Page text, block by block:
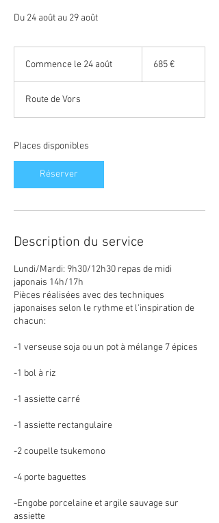
Du 24 août au 29 août
Commence le 24 août
e
4
û
685 €
Route de Vors
Places disponibles
Réserver
Description du service
Lundi/Mardi: 9h30/12h30 repas de midi
japonais 14h/17h
Pièces réalisées avec des techniques
japonaises selon le rythme et l'inspiration de
chacun:
-1 verseuse soja ou un pot à mélange 7 épices
-1 bol à riz
-1 assiette carré
-1 assiette rectangulaire
-2 coupelle tsukemono
-4 porte baguettes
-Engobe porcelaine et argile sauvage sur
assiette